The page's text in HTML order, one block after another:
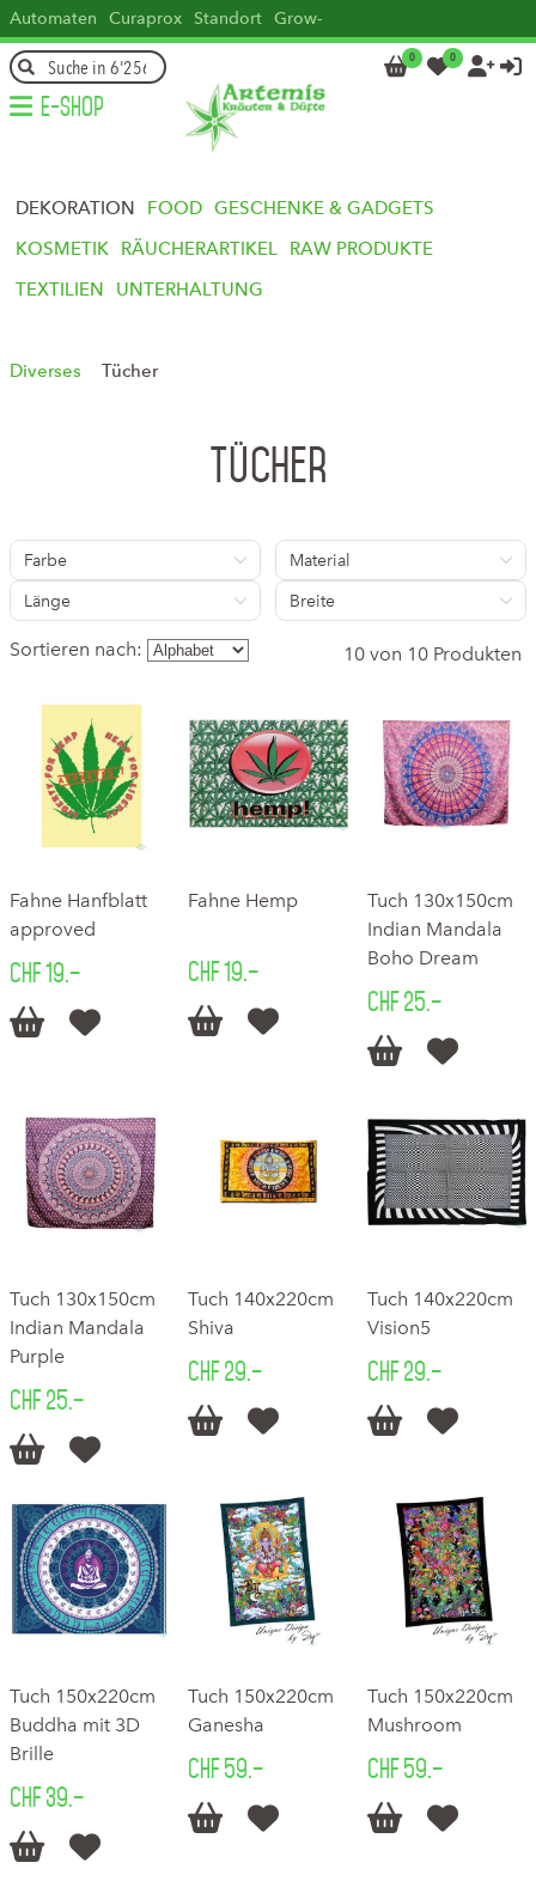
Automaten Curaprox Standort Grow-
how Head Kontakt 0 0  
E-Shop
DEKORATION FOOD GESCHENKE & GADGETS
KOSMETIK
RÄUCHERARTIKEL
RAW PRODUKTE
TEXTILIEN
UNTERHALTUNG
Diverses Tücher
Tücher
Farbe
Material
Länge
Breite
Sortieren nach: 10 von 10 Produkten
Fahne Hanfblatt
approved
CHF 19.–
 
Fahne Hemp
CHF 19.–
 
Tuch 130x150cm
Indian Mandala
Boho Dream
CHF 25.–
 
Tuch 130x150cm
Indian Mandala
Purple
CHF 25.–
 
Tuch 140x220cm
Shiva
CHF 29.–
 
Tuch 140x220cm
Vision5
CHF 29.–
 
Tuch 150x220cm
Buddha mit 3D
Brille
CHF 39.–
 
Tuch 150x220cm
Ganesha
CHF 59.–
 
Tuch 150x220cm
Mushroom
CHF 59.–
 